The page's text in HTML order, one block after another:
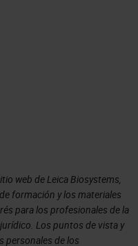
and then, if you're
they look at
that we're going
web de Leica Biosystems,
formación y los materiales
para los profesionales de la
Los puntos de vista y
personales de los